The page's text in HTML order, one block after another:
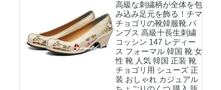
高級な刺繍柄が全体を包
み込み足元を飾る！ チマ
チョゴリの靴韓服靴 パ
ンプス 高級十長生刺繍
コッシン 147 レディー
ス フォーマル 韓国 靴 女
性 靴 人気 韓国 正装 靴
チョゴリ用 シューズ 正
装 おしゃれ カジュアル